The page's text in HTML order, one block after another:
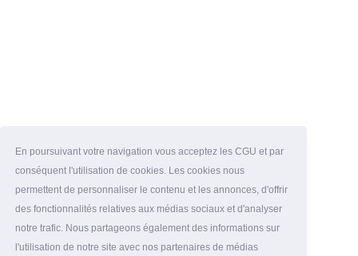
En poursuivant votre navigation vous acceptez les CGU et par
conséquent l'utilisation de cookies. Les cookies nous
permettent de personnaliser le contenu et les annonces, d'offrir
des fonctionnalités relatives aux médias sociaux et d'analyser
notre trafic. Nous partageons également des informations sur
l'utilisation de notre site avec nos partenaires de médias